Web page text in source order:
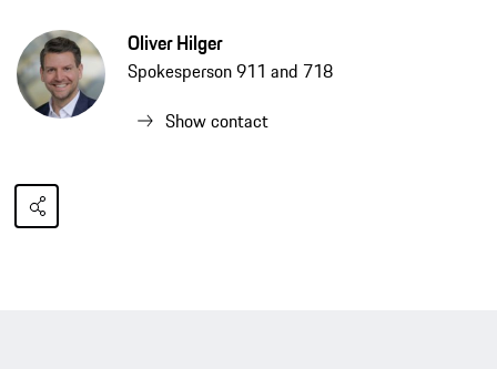
Oliver Hilger
Spokesperson 911 and 718
Show contact